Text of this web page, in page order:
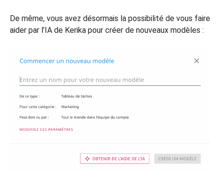
De même, vous avez désormais la possibilité de vous faire
aider par l’IA de Kerika pour créer de nouveaux modèles :